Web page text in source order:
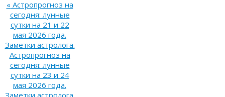
«Астропрогноз на
сегодня: лунные
сутки на 21 и 22
мая 2026 года.
Заметки астролога.
Астропрогноз на
сегодня: лунные
сутки на 23 и 24
мая 2026 года.